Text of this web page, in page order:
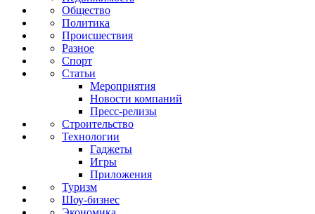
Общество
Политика
Происшествия
Разное
Спорт
Статьи
Мероприятия
Новости компаний
Пресс-релизы
Строительство
Технологии
Гаджеты
Игры
Приложения
Туризм
Шоу-бизнес